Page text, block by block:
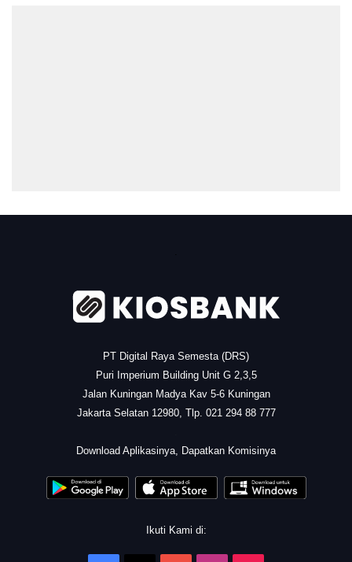
PT Digital Raya Semesta (DRS)
Puri Imperium Building Unit G 2,3,5
Jalan Kuningan Madya Kav 5-6 Kuningan
Jakarta Selatan 12980, Tlp. 021 294 88 777
Download Aplikasinya, Dapatkan Komisinya
Ikuti Kami di: